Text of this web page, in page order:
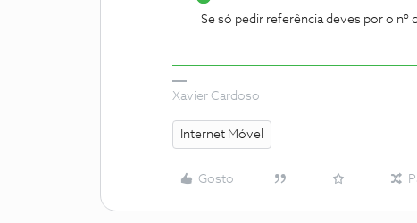
Se só pedir referência deves por o nº
Xavier Cardoso
Internet Móvel
Gosto